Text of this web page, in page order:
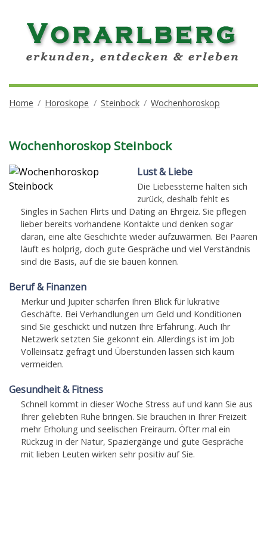
Home Horoskope Steinbock Wochenhoroskop
Wochenhoroskop Steinbock
Lust & Liebe
Die Liebessterne halten sich
zurück, deshalb fehlt es
Singles in Sachen Flirts und Dating an Ehrgeiz. Sie pflegen
lieber bereits vorhandene Kontakte und denken sogar
daran, eine alte Geschichte wieder aufzuwärmen. Bei Paaren
läuft es holprig, doch gute Gespräche und viel Verständnis
sind die Basis, auf die sie bauen können.
Beruf & Finanzen
Merkur und Jupiter schärfen Ihren Blick für lukrative
Geschäfte. Bei Verhandlungen um Geld und Konditionen
sind Sie geschickt und nutzen Ihre Erfahrung. Auch Ihr
Netzwerk setzten Sie gekonnt ein. Allerdings ist im Job
Volleinsatz gefragt und Überstunden lassen sich kaum
vermeiden.
Gesundheit & Fitness
Schnell kommt in dieser Woche Stress auf und kann Sie aus
Ihrer geliebten Ruhe bringen. Sie brauchen in Ihrer Freizeit
mehr Erholung und seelischen Freiraum. Öfter mal ein
Rückzug in der Natur, Spaziergänge und gute Gespräche
mit lieben Leuten wirken sehr positiv auf Sie.